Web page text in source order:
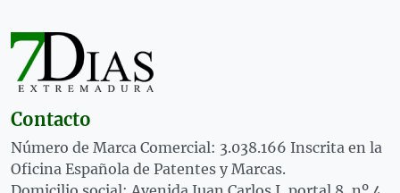
Contacto
Número de Marca Comercial: 3.038.166 Inscrita en la
Oficina Española de Patentes y Marcas.